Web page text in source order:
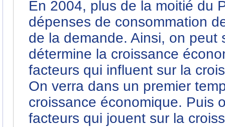
En 2004, plus de la moitié du
dépenses de consommation
de la demande. Ainsi, on peut
détermine la croissance
facteurs qui influent sur la
On verra dans un premier
croissance économique. Puis
facteurs qui jouent sur la